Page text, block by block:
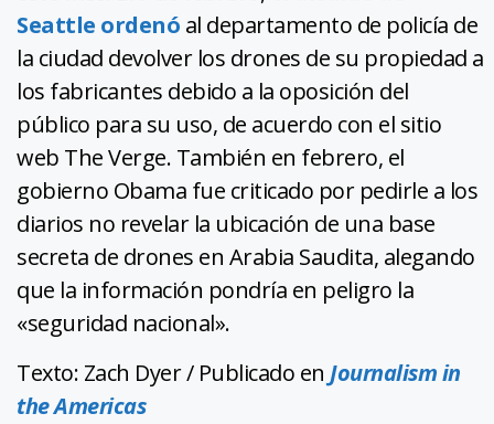
Seattle ordenó al departamento de policía de
la ciudad devolver los drones de su propiedad a
los fabricantes debido a la oposición del
público para su uso, de acuerdo con el sitio
web The Verge. También en febrero, el
gobierno Obama fue criticado por pedirle a los
diarios no revelar la ubicación de una base
secreta de drones en Arabia Saudita, alegando
que la información pondría en peligro la
«seguridad nacional».
Texto: Zach Dyer / Publicado en Journalism in
the Americas